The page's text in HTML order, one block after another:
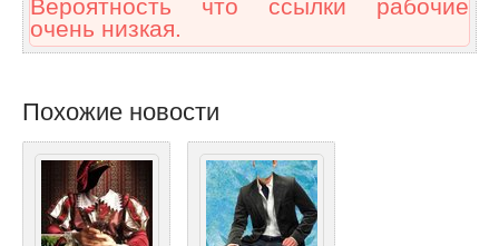
Вероятность что ссылки рабочие
очень низкая.
Похожие новости